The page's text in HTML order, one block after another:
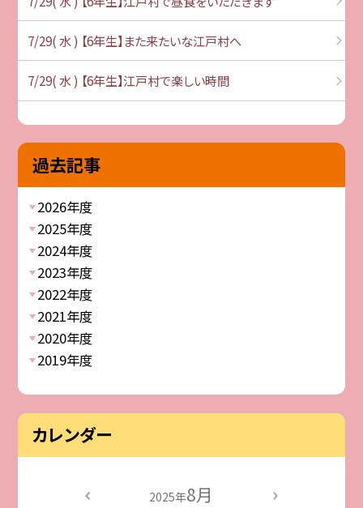
7/29( 水 ) 【6年生】また来たいな江戸村へ
7/29( 水 ) 【6年生】江戸村で楽しい時間
過去記事
2026年度
2025年度
2024年度
2023年度
2022年度
2021年度
2020年度
2019年度
カレンダー
2025年8月